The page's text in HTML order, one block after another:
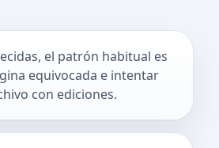
el patrón habitual es
equivocada e intentar
con ediciones.